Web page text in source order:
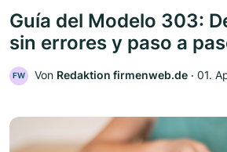
Guía del Modelo 303:
sin errores y paso a
FW Von Redaktion firmenweb.de ‧ 01.